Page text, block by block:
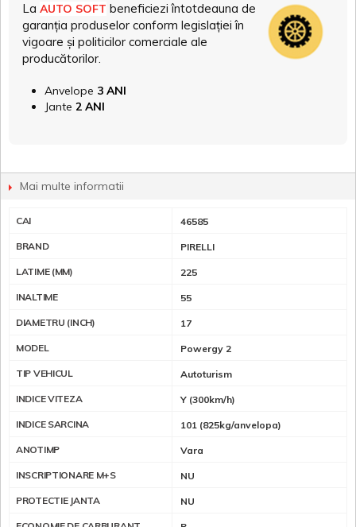
La AUTO SOFT beneficiezi întotdeauna de
garanția produselor conform legislației în
vigoare și politicilor comerciale ale
producătorilor.
Anvelope 3 ANI
Jante 2 ANI
Mai multe informatii
CAI 46585
BRAND PIRELLI
LATIME (MM) 225
INALTIME 55
DIAMETRU (INCH) 17
MODEL Powergy 2
TIP VEHICUL Autoturism
INDICE VITEZA Y (300km/h)
INDICE SARCINA 101 (825kg/anvelopa)
ANOTIMP Vara
INSCRIPTIONARE M+S NU
PROTECTIE JANTA NU